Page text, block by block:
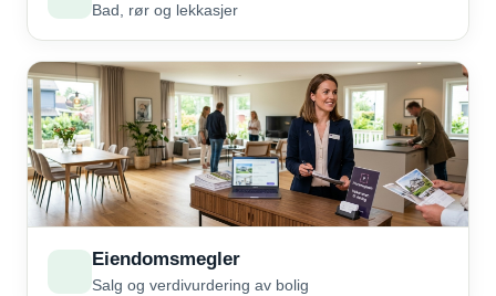
Bad, rør og lekkasjer
Eiendomsmegler
Salg og verdivurdering av bolig